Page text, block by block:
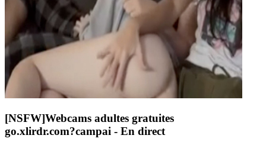
[NSFW]Webcams adultes gratuites
go.xlirdr.com?campai - En direct